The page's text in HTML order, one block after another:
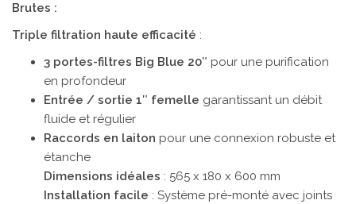
Brutes :
Triple filtration haute efficacité :
3 portes-filtres Big Blue 20″ pour une purification
en profondeur
Entrée / sortie 1″ femelle garantissant un débit
fluide et régulier
Raccords en laiton pour une connexion robuste et
étanche
Dimensions idéales : 565 x 180 x 600 mm
Installation facile : Système pré-monté avec joints